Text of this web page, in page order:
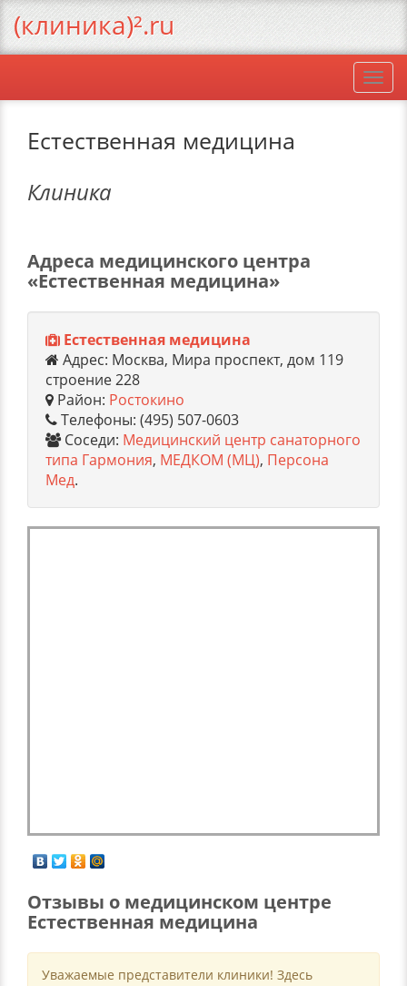
Естественная медицина
Клиника
Адреса медицинского центра
«Естественная медицина»
Естественная медицина
Адрес: Москва, Мира проспект, дом 119
строение 228
Район: Ростокино
Телефоны: (495) 507-0603
Соседи: Медицинский центр санаторного
типа Гармония, МЕДКОМ (МЦ), Персона
Мед.
Отзывы о медицинском центре
Естественная медицина
Уважаемые представители клиники! Здесь
(клиника)².ru